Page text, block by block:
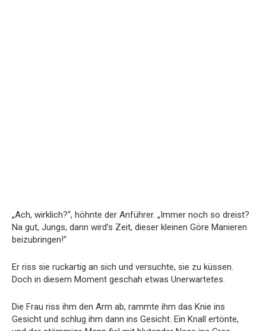
„Ach, wirklich?“, höhnte der Anführer. „Immer noch so dreist?
Na gut, Jungs, dann wird’s Zeit, dieser kleinen Göre Manieren
beizubringen!“
Er riss sie ruckartig an sich und versuchte, sie zu küssen.
Doch in diesem Moment geschah etwas Unerwartetes.
Die Frau riss ihm den Arm ab, rammte ihm das Knie ins
Gesicht und schlug ihm dann ins Gesicht. Ein Knall ertönte,